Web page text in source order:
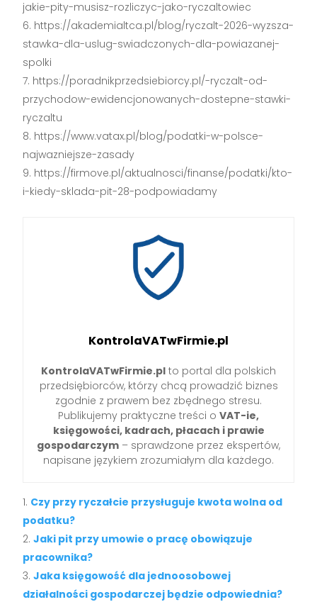
jakie-pity-musisz-rozliczyc-jako-ryczaltowiec
https://akademialtca.pl/blog/ryczalt-2026-wyzsza-
stawka-dla-uslug-swiadczonych-dla-powiazanej-
spolki
https://poradnikprzedsiebiorcy.pl/-ryczalt-od-
przychodow-ewidencjonowanych-dostepne-stawki-
ryczaltu
https://www.vatax.pl/blog/podatki-w-polsce-
najwazniejsze-zasady
https://firmove.pl/aktualnosci/finanse/podatki/kto-
i-kiedy-sklada-pit-28-podpowiadamy
KontrolaVATwFirmie.pl
KontrolaVATwFirmie.pl to portal dla polskich
przedsiębiorców, którzy chcą prowadzić biznes
zgodnie z prawem bez zbędnego stresu.
Publikujemy praktyczne treści o VAT-ie,
księgowości, kadrach, płacach i prawie
gospodarczym – sprawdzone przez ekspertów,
napisane językiem zrozumiałym dla każdego.
Czy przy ryczałcie przysługuje kwota wolna od
podatku?
Jaki pit przy umowie o pracę obowiązuje
pracownika?
Jaka księgowość dla jednoosobowej
działalności gospodarczej będzie odpowiednia?